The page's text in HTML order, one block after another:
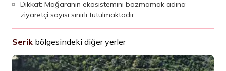
Dikkat: Mağaranın ekosistemini bozmamak adına
ziyaretçi sayısı sınırlı tutulmaktadır.
Serik bölgesindeki diğer yerler